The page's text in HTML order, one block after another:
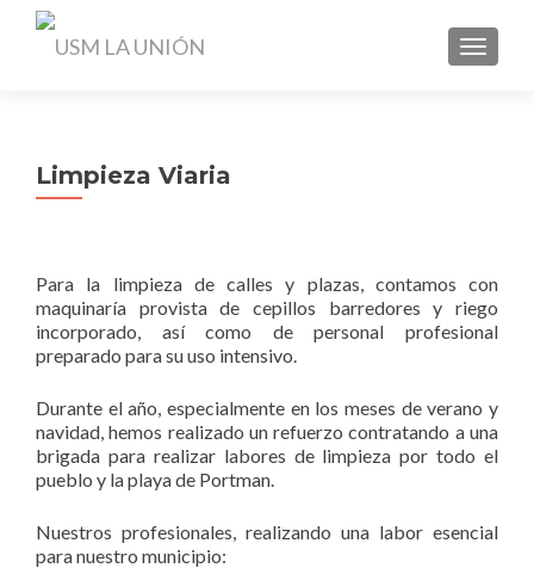
Limpieza Viaria
Para la limpieza de calles y plazas, contamos con
maquinaría provista de cepillos barredores y riego
incorporado, así como de personal profesional
preparado para su uso intensivo.
Durante el año, especialmente en los meses de verano y
navidad, hemos realizado un refuerzo contratando a una
brigada para realizar labores de limpieza por todo el
pueblo y la playa de Portman.
Nuestros profesionales, realizando una labor esencial
para nuestro municipio: